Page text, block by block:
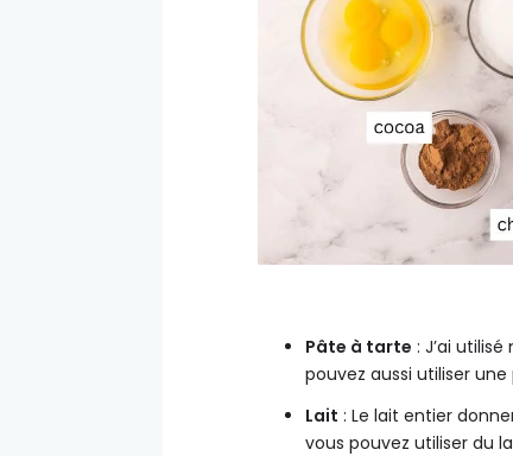
Pâte à tarte : J’ai
pouvez aussi utiliser
Lait : Le lait entier
vous pouvez utiliser du